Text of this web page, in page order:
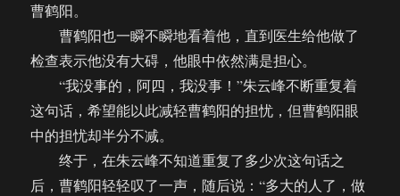
·
下）
曹鹤阳。
曹鹤阳也一瞬不瞬地看着他，直到医生给他做了
检查表示他没有大碍，他眼中依然满是担心。
“我没事的，阿四，我没事！”朱云峰不断重复着
这句话，希望能以此减轻曹鹤阳的担忧，但曹鹤阳眼
中的担忧却半分不减。
终于，在朱云峰不知道重复了多少次这句话之
后，曹鹤阳轻轻叹了一声，随后说：“多大的人了，做